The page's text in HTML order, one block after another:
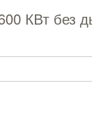
КВт без